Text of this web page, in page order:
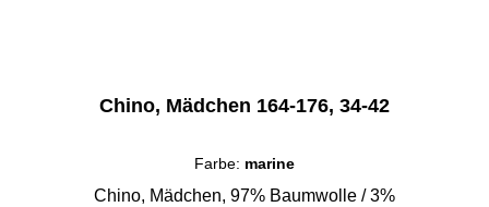
Chino, Mädchen 164-176, 34-42
Farbe: marine
Chino, Mädchen, 97% Baumwolle / 3%